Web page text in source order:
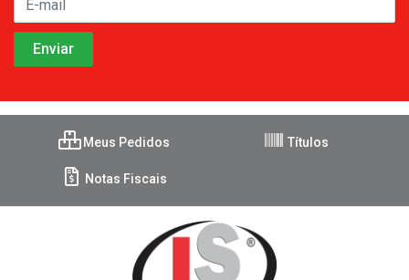
Meus Pedidos Títulos
Notas Fiscais